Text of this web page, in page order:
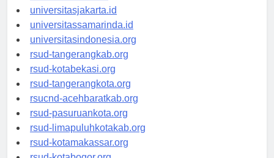
universitassalor.id
universitasjakarta.id
universitassamarinda.id
universitasindonesia.org
rsud-tangerangkab.org
rsud-kotabekasi.org
rsud-tangerangkota.org
rsucnd-acehbaratkab.org
rsud-pasuruankota.org
rsud-limapuluhkotakab.org
rsud-kotamakassar.org